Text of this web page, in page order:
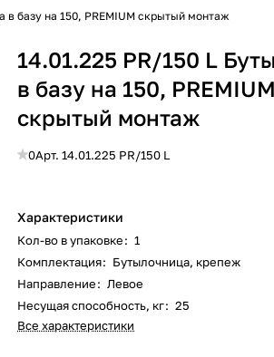
в базу на 150, PREMIUM скрытый монтаж
14.01.225 PR/150 L
в базу на 150, PREMIUM
скрытый монтаж
0Арт.14.01.225 PR/150 L
Характеристики
Кол-во в упаковке: 1
Комплектация: Бутылочница, крепеж
Направление: Левое
Несущая способность, кг: 25
Все характеристики